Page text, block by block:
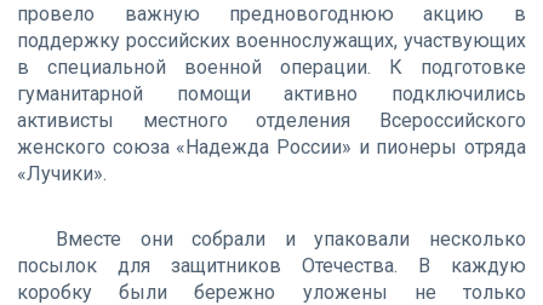
провело важную предновогоднюю акцию в
поддержку российских военнослужащих, участвующих
в специальной военной операции. К подготовке
гуманитарной помощи активно подключились
активисты местного отделения Всероссийского
женского союза «Надежда России» и пионеры отряда
«Лучики».
Вместе они собрали и упаковали несколько
посылок для защитников Отечества. В каждую
коробку были бережно уложены не только